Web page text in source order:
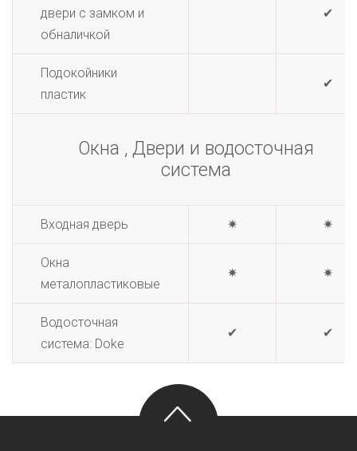
двери с замком и
обналичкой
✔
Подокойники
пластик
✔
Окна , Двери и водосточная
система
Входная дверь ✷ ✷
Окна
металопластиковые
✷ ✷
Водосточная
система: Doke
✔ ✔